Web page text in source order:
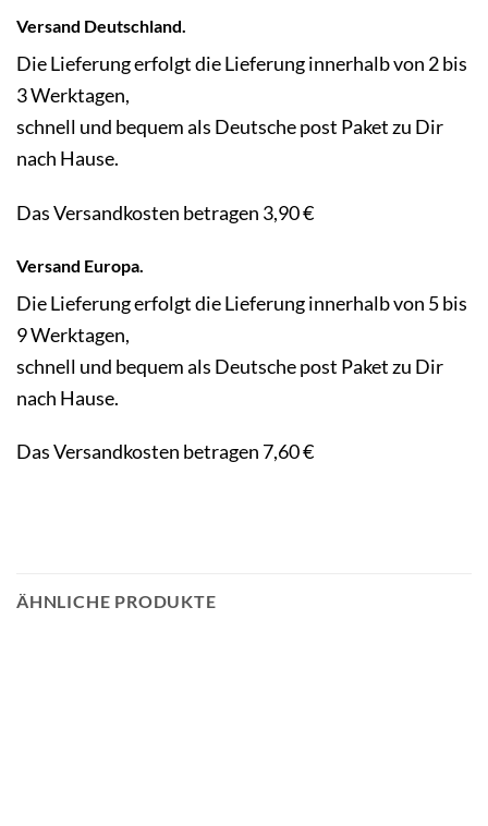
Versand Deutschland.
Die Lieferung erfolgt die Lieferung innerhalb von 2 bis
3 Werktagen,
schnell und bequem als Deutsche post Paket zu Dir
nach Hause.
Das Versandkosten betragen 3,90 €
Versand Europa.
Die Lieferung erfolgt die Lieferung innerhalb von 5 bis
9 Werktagen,
schnell und bequem als Deutsche post Paket zu Dir
nach Hause.
Das Versandkosten betragen 7,60 €
ÄHNLICHE PRODUKTE